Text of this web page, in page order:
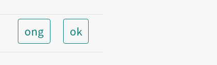
ong ok